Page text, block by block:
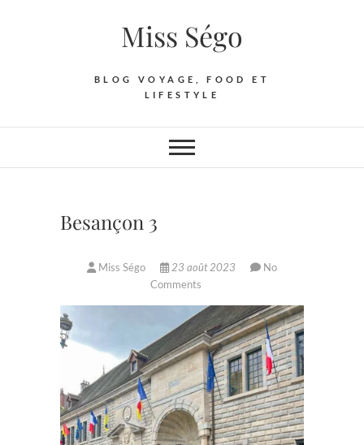
Miss Ségo
BLOG VOYAGE, FOOD ET
LIFESTYLE
Besançon 3
Miss Ségo 23 août 2023
No
Comments